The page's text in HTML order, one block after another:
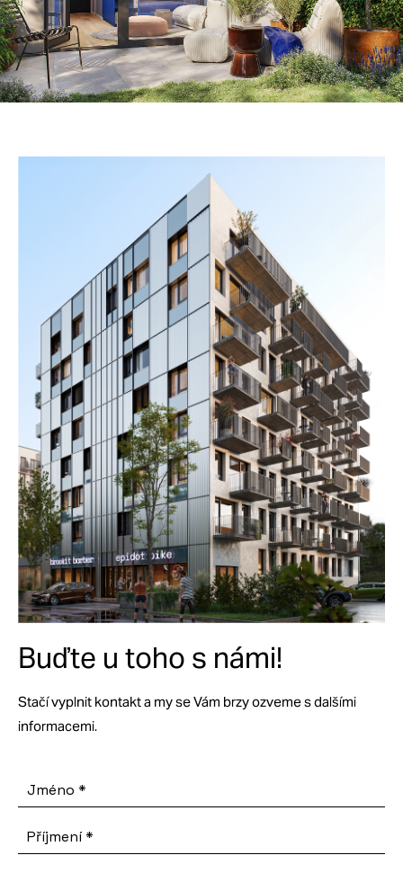
Buďte u toho s námi!
Stačí vyplnit kontakt a my se Vám brzy ozveme s dalšími
informacemi.
Jméno *
Příjmení*